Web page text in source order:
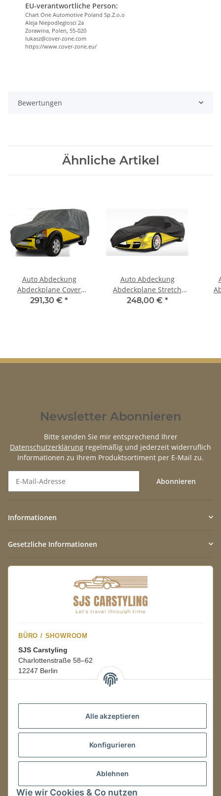
Alle akzeptieren
Konfigurieren
Ablehnen
Wie wir Cookies & Co nutzen
EU-verantwortliche Person:
Chart One Automotive Poland Sp.Z.o.o
Aleja Niepodleglosci 2a
Zorawina, Polen, 55-020
lukasz@cover-zone.com
https://www.cover-zone.eu/
Bewertungen
Ähnliche Artikel
Auto Abdeckung
Abdeckplane Cover
Ganzgarage outdoor
291,30 € *
Auto Abdeckung
Abdeckplane Stretch
Cover Ganzgarage
248,00 € *
Newsletter Abonnieren
Bitte senden Sie mir entsprechend Ihrer
Datenschutzerklärung regelmäßig und jederzeit widerruflich
Informationen zu Ihrem Produktsortiment per E-Mail zu.
Abonnieren
Informationen
Gesetzliche Informationen
BÜRO / SHOWROOM
SJS Carstyling
Charlottenstraße 58–62
12247 Berlin
08:00–16:00 Uhr
LAGER / RETOUREN
Packmonster Fulfillment
SJS Carstyling Lager